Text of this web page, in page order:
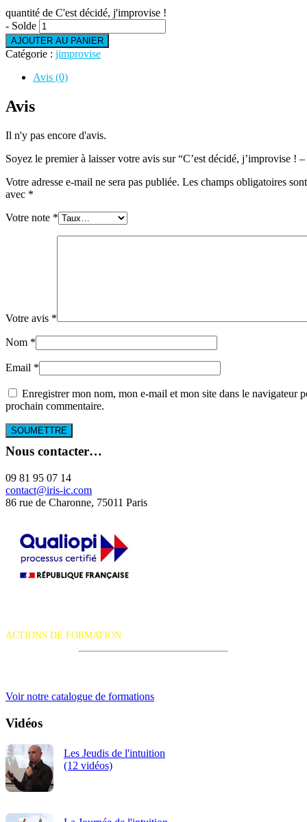
quantité de C'est décidé, j'improvise !
- Solde
AJOUTER AU PANIER
Catégorie : jimprovise
Avis (0)
Avis
Il n'y pas encore d'avis.
Soyez le premier à laisser votre avis sur “C’est décidé, j’improvise !
Votre adresse e-mail ne sera pas publiée. Les champs obligatoires
avec *
Votre note *
Votre avis *
Nom *
Email *
Enregistrer mon nom, mon e-mail et mon site dans le navigateur
prochain commentaire.
Nous contacter…
09 81 95 07 14
contact@iris-ic.com
86 rue de Charonne, 75011 Paris
ACTIONS DE FORMATION
Voir notre catalogue de formations
Vidéos
Les Jeudis de l'intuition
(12 vidéos)